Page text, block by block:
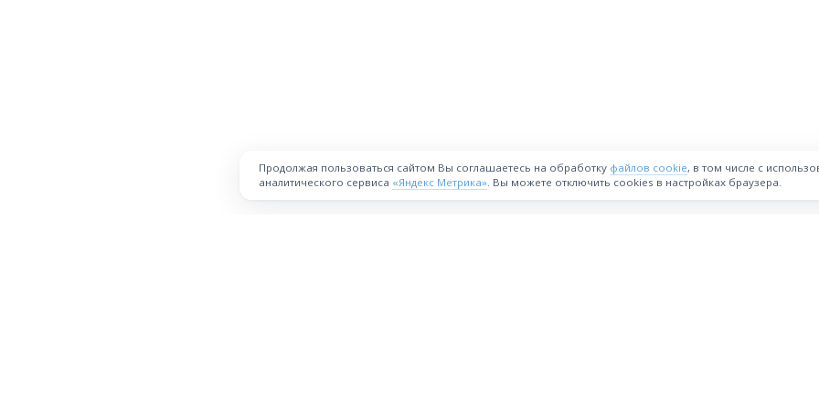
Продолжая пользоваться сайтом Вы соглашаетесь на обработку файлов cookie, в том числе с
аналитического сервиса «Яндекс Метрика». Вы можете отключить cookies в настройках браузера.